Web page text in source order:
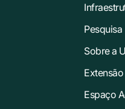
Pesquisa
Sobre a
Extensão
Espaço